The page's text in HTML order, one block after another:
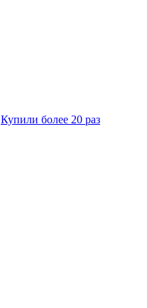
Купили более 20 раз